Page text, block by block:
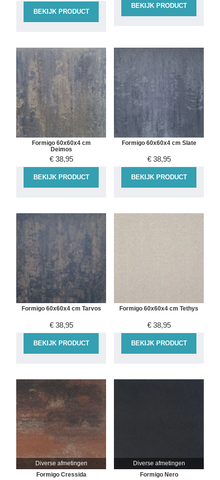
BEKIJK PRODUCT
BEKIJK PRODUCT
Formigo 60x60x4 cm
Deimos
€ 38,95
BEKIJK PRODUCT
Formigo 60x60x4 cm Slate
€ 38,95
BEKIJK PRODUCT
Formigo 60x60x4 cm Tarvos
€ 38,95
BEKIJK PRODUCT
Formigo 60x60x4 cm Tethys
€ 38,95
BEKIJK PRODUCT
Diverse afmetingen
Formigo Cressida
Diverse afmetingen
Formigo Nero